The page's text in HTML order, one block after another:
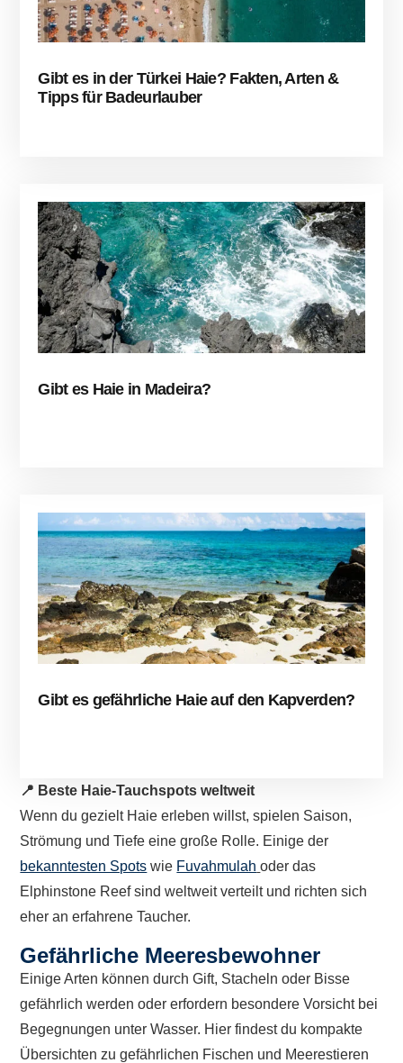
Gibt es in der Türkei Haie? Fakten, Arten &
Tipps für Badeurlauber
Gibt es Haie in Madeira?
Gibt es gefährliche Haie auf den Kapverden?
📍 Beste Haie-Tauchspots weltweit
Wenn du gezielt Haie erleben willst, spielen Saison,
Strömung und Tiefe eine große Rolle. Einige der
bekanntesten Spots wie Fuvahmulah oder das
Elphinstone Reef sind weltweit verteilt und richten sich
eher an erfahrene Taucher.
Gefährliche Meeresbewohner
Einige Arten können durch Gift, Stacheln oder Bisse
gefährlich werden oder erfordern besondere Vorsicht bei
Begegnungen unter Wasser. Hier findest du kompakte
Übersichten zu gefährlichen Fischen und Meerestieren